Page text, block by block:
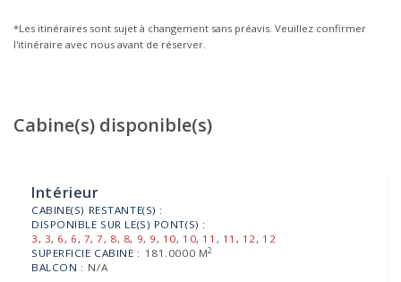
*Les itinéraires sont sujet à changement sans préavis. Veuillez confirmer
l'itinéraire avec nous avant de réserver.
Cabine(s) disponible(s)
Intérieur
CABINE(S) RESTANTE(S) :
DISPONIBLE SUR LE(S) PONT(S) :
3, 3, 6, 6, 7,7, 8, 8, 9, 9, 10, 10, 11 , 11 , 12, 12
SUPERFICIE CABINE : 181.0000 M2
BALCON : N/A